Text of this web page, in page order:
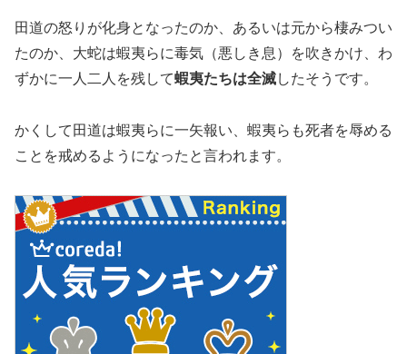
田道の怒りが化身となったのか、あるいは元から棲みつい
たのか、大蛇は蝦夷らに毒気（悪しき息）を吹きかけ、わ
ずかに一人二人を残して蝦夷たちは全滅したそうです。
かくして田道は蝦夷らに一矢報い、蝦夷らも死者を辱める
ことを戒めるようになったと言われます。